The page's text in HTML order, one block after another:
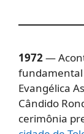
1972—
Evangélica
Cândido
cerimônia